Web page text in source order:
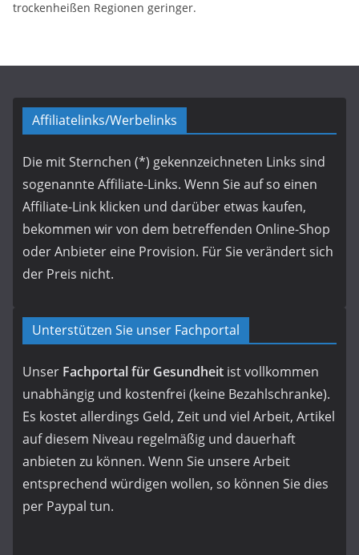
trockenheißen Regionen geringer.
Affiliatelinks/Werbelinks
Die mit Sternchen (*) gekennzeichneten Links sind
sogenannte Affiliate-Links. Wenn Sie auf so einen
Affiliate-Link klicken und darüber etwas kaufen,
bekommen wir von dem betreffenden Online-Shop
oder Anbieter eine Provision. Für Sie verändert sich
der Preis nicht.
Unterstützen Sie unser Fachportal
Unser Fachportal für Gesundheit ist vollkommen
unabhängig und kostenfrei (keine Bezahlschranke).
Es kostet allerdings Geld, Zeit und viel Arbeit, Artikel
auf diesem Niveau regelmäßig und dauerhaft
anbieten zu können. Wenn Sie unsere Arbeit
entsprechend würdigen wollen, so können Sie dies
per Paypal tun.